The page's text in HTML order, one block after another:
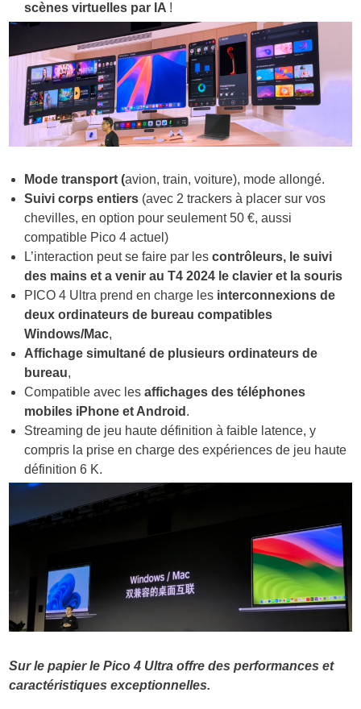
scènes virtuelles par IA !
Mode transport (avion, train, voiture), mode allongé.
Suivi corps entiers (avec 2 trackers à placer sur vos
chevilles, en option pour seulement 50 €, aussi
compatible Pico 4 actuel)
L’interaction peut se faire par lescontrôleurs, le suivi
des mains et a venir au T4 2024 le clavier et la souris
PICO 4 Ultra prend en charge les interconnexions de
deux ordinateurs de bureau compatibles
Windows/Mac,
Affichage simultané de plusieurs ordinateurs de
bureau,
Compatible avec lesaffichages des téléphones
mobiles iPhone et Android .
Streaming de jeu haute définition à faible latence, y
compris la prise en charge des expériences de jeu haute
définition 6 K.
Sur le papier le Pico 4 Ultra offre des performances et
caractéristiques exceptionnelles.